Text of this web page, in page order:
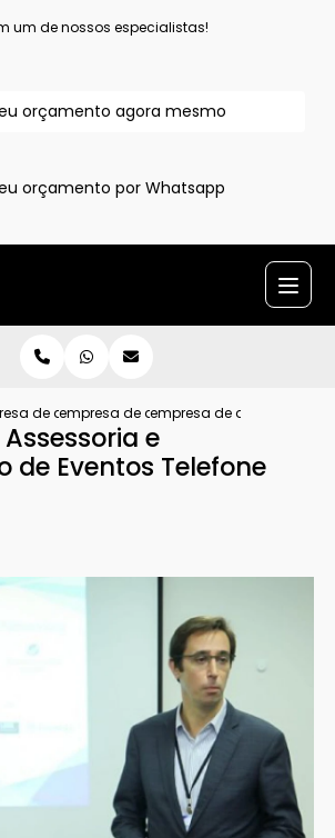
um de nossos especialistas!
orçamento agora mesmo
orçamento por Whatsapp
de assessoria de eventos
empresa de assessoria cerimonial em
empresa de assessoria e
e
de Eventos Telefone